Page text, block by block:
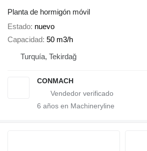
Planta de hormigón móvil
Estado nuevo
Capacidad 50 m3/h
Turquía, Tekirdağ
CONMACH
6 años en Machineryline